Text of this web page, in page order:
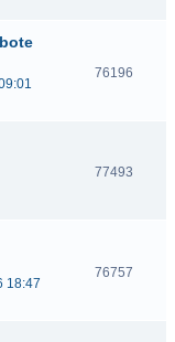
76196
77493
18:47
76757